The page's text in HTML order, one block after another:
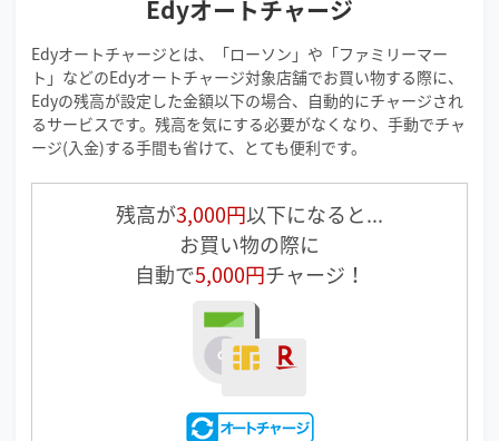
Edyオートチャージ
Edyオートチャージとは、「ローソン」や「ファミリーマー
ト」などのEdyオートチャージ対象店舗でお買い物する際に、
Edyの残高が設定した金額以下の場合、自動的にチャージされ
るサービスです。残高を気にする必要がなくなり、手動でチャ
ージ(入金)する手間も省けて、とても便利です。
残高が3,000円以下になると...
お買い物の際に
自動で5,000円チャージ！